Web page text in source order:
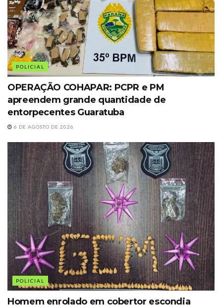
POLICIAL
OPERAÇÃO COHAPAR: PCPR e PM
apreendem grande quantidade de
entorpecentes Guaratuba
6 DE AGOSTO DE 2026
POLICIAL
Homem enrolado em cobertor escondia